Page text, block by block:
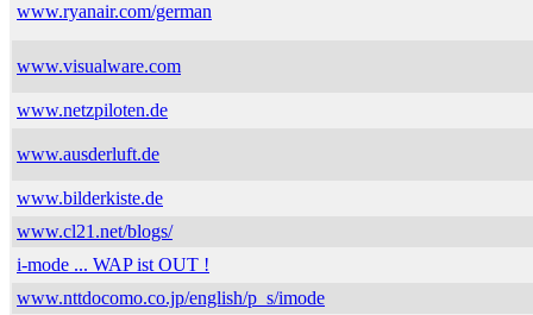
www.ryanair.com/german
www.visualware.com
www.netzpiloten.de
www.ausderluft.de
www.bilderkiste.de
www.cl21.net/blogs/
i-mode ... WAP ist OUT !
www.nttdocomo.co.jp/english/p_s/imode